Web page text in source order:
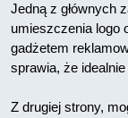
Jedną z głównych
umieszczenia logo
gadżetem
sprawia, że
Z drugiej strony,